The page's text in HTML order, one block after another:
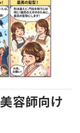
容師向け